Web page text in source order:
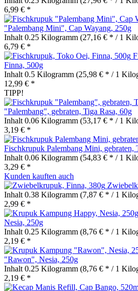
6,99 € *
"Palembang Mini", Cap Wayang, 250g
Inhalt 0.25 Kilogramm (27,16 € * / 1
6,79 € *
Finna, 500g
Inhalt 0.5 Kilogramm (25,98 € * / 1
12,99 € *
TIPP!
"Palembang", gebraten, Tiga Rasa, 60g
Inhalt 0.06 Kilogramm (53,17 € * / 1
3,19 € *
Fischkrupuk Palembang Mini, gebraten,
Inhalt 0.06 Kilogramm (54,83 € * / 1
3,29 € *
Kunden kauften auch
Inhalt 0.38 Kilogramm (7,87 € * / 1
2,99 € *
Nesia, 250g
Inhalt 0.25 Kilogramm (8,76 € * / 1
2,19 € *
"Rawon", Nesia, 250g
Inhalt 0.25 Kilogramm (8,76 € * / 1
2,19 € *